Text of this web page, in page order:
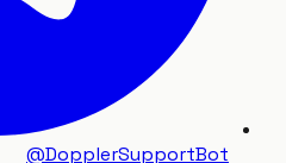
@DopplerSupportBot